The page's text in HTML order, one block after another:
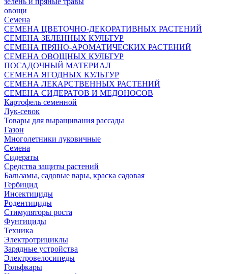
овощи
Семена
СЕМЕНА ЦВЕТОЧНО-ДЕКОРАТИВНЫХ РАСТЕНИЙ
СЕМЕНА ЗЕЛЕННЫХ КУЛЬТУР
СЕМЕНА ПРЯНО-АРОМАТИЧЕСКИХ РАСТЕНИЙ
СЕМЕНА ОВОЩНЫХ КУЛЬТУР
ПОСАДОЧНЫЙ МАТЕРИАЛ
СЕМЕНА ЯГОДНЫХ КУЛЬТУР
СЕМЕНА ЛЕКАРСТВЕННЫХ РАСТЕНИЙ
СЕМЕНА СИДЕРАТОВ И МЕДОНОСОВ
Картофель семенной
Лук-севок
Товары для выращивания рассады
Газон
Многолетники луковичные
Семена
Сидераты
Средства защиты растений
Бальзамы, садовые вары, краска садовая
Гербицид
Инсектициды
Родентициды
Стимуляторы роста
Фунгициды
Техника
Электротрициклы
Зарядные устройства
Электровелосипеды
Гольфкары